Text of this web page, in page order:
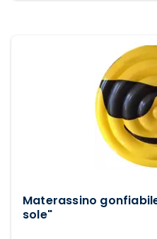
Materassino
sole"